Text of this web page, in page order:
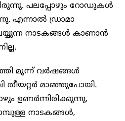
പലപ്പോഴും റോഡുകൾ
എന്നാൽ ഡ്രാമാ
നാടകങ്ങൾ കാണാൻ
മൂന്ന് വ‍ർഷങ്ങൾ
തീയറ്റർ മാഞ്ഞുപോയി.
ഉണർന്നിരിക്കുന്നു,
നാടകങ്ങൾ,